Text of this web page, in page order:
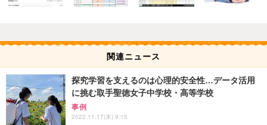
関連ニュース
探究学習を支えるのは心理的安全性…データ活用
に挑む取手聖徳女子中学校・高等学校
事例
2022.11.17(木) 9:15